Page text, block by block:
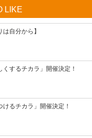
LIKE
自分から】
くするチカラ」開催決定！
るチカラ」開催決定！